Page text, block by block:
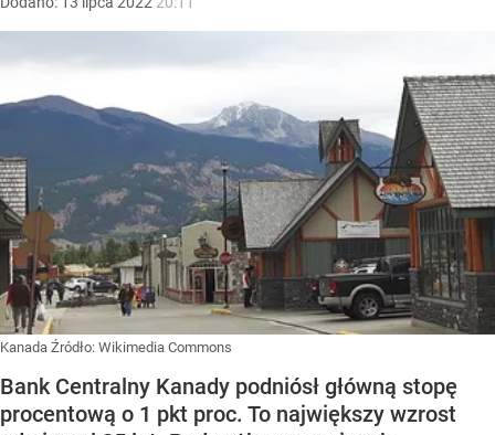
Kanada Źródło: Wikimedia Commons
Bank Centralny Kanady podniósł główną stopę
procentową o 1 pkt proc. To największy wzrost